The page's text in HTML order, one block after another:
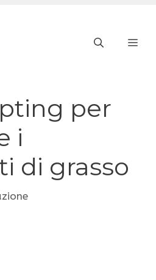
per
i
di grasso